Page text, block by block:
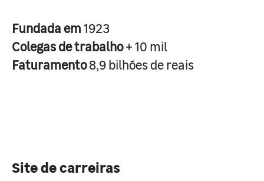
Fundada em1923
Colegas de trabalho+ 10 mil
Faturamento8,9 bilhões de reais
Site de carreiras